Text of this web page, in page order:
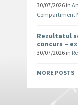
30/07/2026 in
Compartiment
Rezultatul
concurs –
30/07/2026 in
MORE POSTS